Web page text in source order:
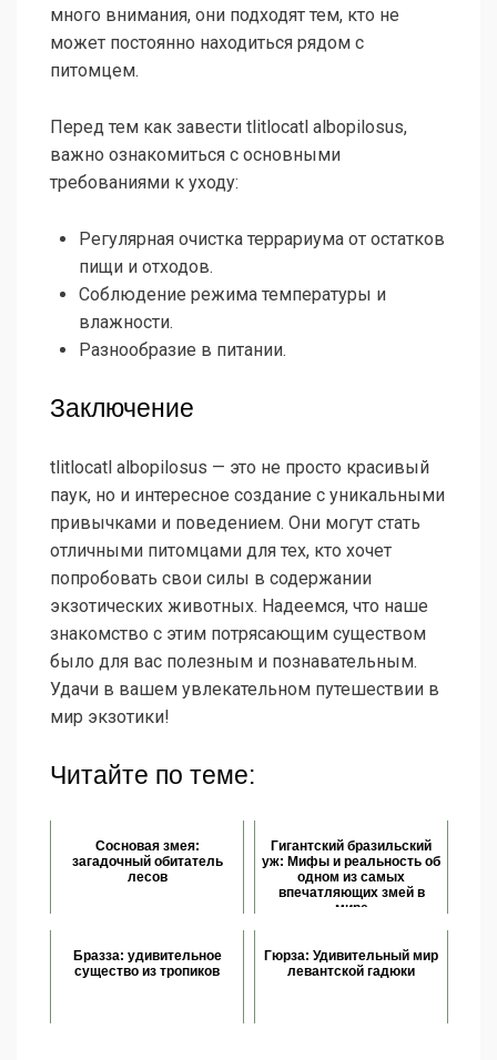
много внимания, они подходят тем, кто не
может постоянно находиться рядом с
питомцем.
Перед тем как завести tlitlocatl albopilosus,
важно ознакомиться с основными
требованиями к уходу:
Регулярная очистка террариума от остатков
пищи и отходов.
Соблюдение режима температуры и
влажности.
Разнообразие в питании.
Заключение
tlitlocatl albopilosus — это не просто красивый
паук, но и интересное создание с уникальными
привычками и поведением. Они могут стать
отличными питомцами для тех, кто хочет
попробовать свои силы в содержании
экзотических животных. Надеемся, что наше
знакомство с этим потрясающим существом
было для вас полезным и познавательным.
Удачи в вашем увлекательном путешествии в
мир экзотики!
Читайте по теме:
Сосновая змея:
загадочный обитатель
лесов
Гигантский бразильский
уж: Мифы и реальность об
одном из самых
впечатляющих змей в
мире
Бразза: удивительное
существо из тропиков
Гюрза: Удивительный мир
левантской гадюки